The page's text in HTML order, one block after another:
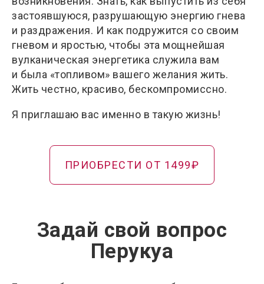
застоявшуюся, разрушающую энергию гнева
и раздражения. И как подружится со своим
гневом и яростью, чтобы эта мощнейшая
вулканическая энергетика служила вам
и была «топливом» вашего желания жить.
Жить честно, красиво, бескомпромиссно.
Я приглашаю вас именно в такую жизнь!
ПРИОБРЕСТИ ОТ 1499₽
Задай свой вопрос
Перукуа